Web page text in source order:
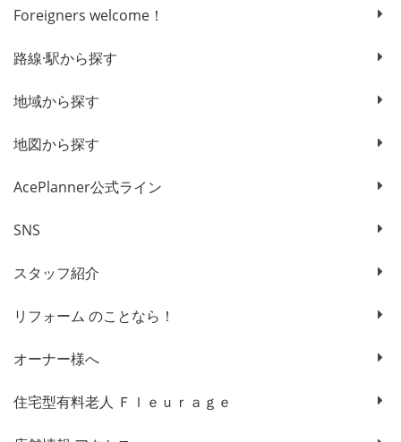
Foreigners welcome！
路線·駅から探す
地域から探す
地図から探す
AcePlanner公式ライン
SNS
スタッフ紹介
リフォーム のことなら！
オーナー様へ
住宅型有料老人 Ｆｌｅｕｒａｇｅ